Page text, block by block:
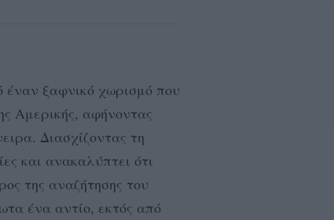
ξαφνικό χωρισμό που
Αμερικής, αφήνοντας
Διασχίζοντας τη
και ανακαλύπτει ότι
της αναζήτησης του
ένα αντίο, εκτός από